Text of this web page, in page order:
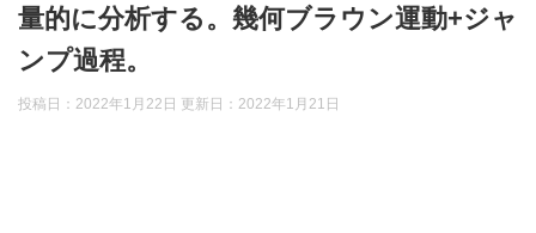
量的に分析する。幾何ブラウン運動+ジャ
ンプ過程。
投稿日：2022年1月22日 更新日： 2022年1月21日